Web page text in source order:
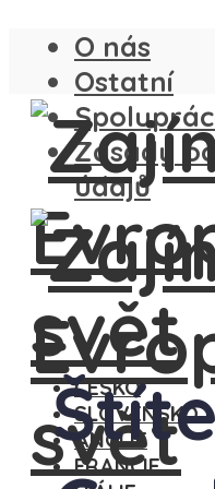
O nás
Ostatní
Zásady
údajů
ČESKO
SLOVENSKO
ANGLIE
FRANCIE